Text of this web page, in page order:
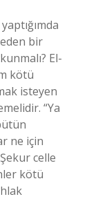
eden bir
El-
kötü
isteyen
“Ya
ne için
celle
kötü